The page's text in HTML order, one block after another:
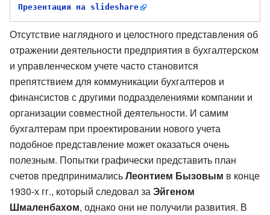
Презентация на slideshare
Отсутствие наглядного и целостного представления об
отражении деятельности предприятия в бухгалтерском
и управленческом учете часто становится
препятствием для коммуникации бухгалтеров и
финансистов с другими подразделениями компании и
организации совместной деятельности. И самим
бухгалтерам при проектировании нового учета
подобное представление может оказаться очень
полезным. Попытки графически представить план
счетов предпринималисьЛеонтием Бызовым в конце
1930-х гг., который следовал заЭйгеном
Шмаленбахом, однако они не получили развития. В